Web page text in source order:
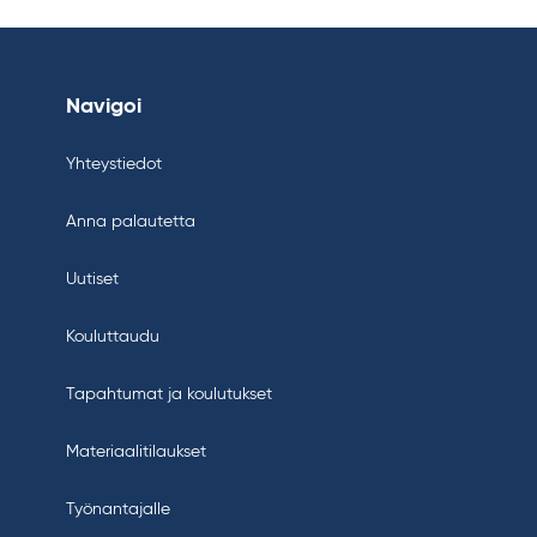
Navigoi
Yhteystiedot
Anna palautetta
Uutiset
Kouluttaudu
Tapahtumat ja koulutukset
Materiaalitilaukset
Työnantajalle